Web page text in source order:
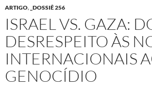
ARTIGO, _DOSSIÊ 256
ISRAEL VS. GAZA:
DESRESPEITO ÀS
INTERNACIONAIS
GENOCÍDIO